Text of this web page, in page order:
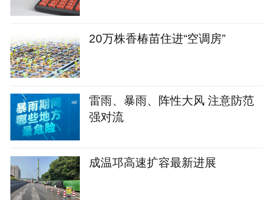
20万株香椿苗住进“空调房”
雷雨、暴雨、阵性大风 注意防范
强对流
成温邛高速扩容最新进展